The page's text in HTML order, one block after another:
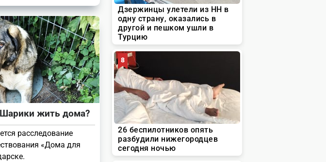
жить дома?
расследование
«Дома для